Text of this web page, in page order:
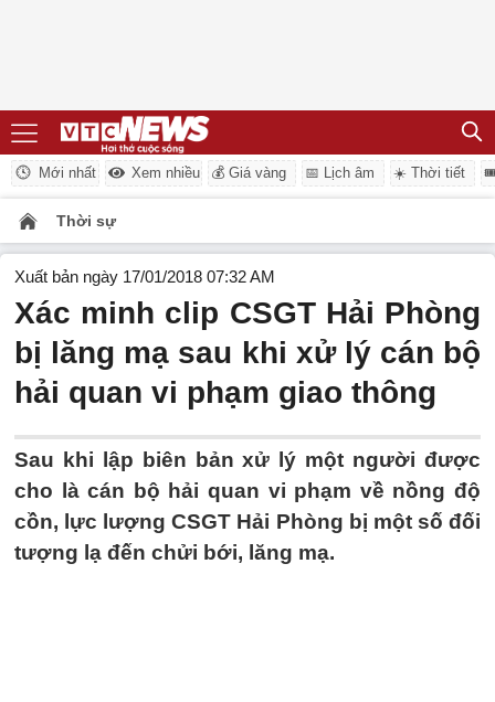
Mới nhất Xem nhiều 💰 Giá vàng 📅 Lịch âm ☀️ Thời tiết
Thời sự
Xuất bản ngày 17/01/2018 07:32 AM
Xác minh clip CSGT Hải Phòng
bị lăng mạ sau khi xử lý cán bộ
hải quan vi phạm giao thông
Sau khi lập biên bản xử lý một người được
cho là cán bộ hải quan vi phạm về nồng độ
cồn, lực lượng CSGT Hải Phòng bị một số đối
tượng lạ đến chửi bới, lăng mạ.